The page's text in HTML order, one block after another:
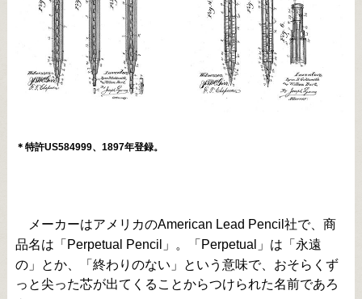
＊特許US584999、1897年登録。
メーカーはアメリカのAmerican Lead Pencil社で、商
品名は「Perpetual Pencil」。「Perpetual」は「永遠
の」とか、「終わりのない」という意味で、おそらくず
っと尖った芯が出てくることからつけられた名前であろ